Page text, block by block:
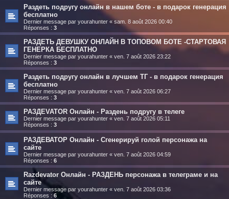
Раздеть подругу онлайн в нашем боте - в подарок генерация
бесплатно
Dernier message par yourahunter « sam. 8 août 2026 00:40
Réponses : 3
РАЗДЕТЬ ДЕВУШКУ ОНЛАЙН В ТОПОВОМ БОТЕ -СТАРТОВАЯ
ГЕНЕРКА БЕСПЛАТНО
Dernier message par yourahunter « ven. 7 août 2026 23:22
Réponses : 3
Раздеть подругу онлайн в лучшем ТГ - в подарок генерация
бесплатно
Dernier message par yourahunter « ven. 7 août 2026 06:27
Réponses : 3
РАЗДЕVATOR Онлайн - Раздень подругу в телеге
Dernier message par yourahunter « ven. 7 août 2026 05:11
Réponses : 3
РАЗДЕВАТОР Онлайн - Сгенерируй голой персонажа на
сайте
Dernier message par yourahunter « ven. 7 août 2026 04:59
Réponses : 6
Razdevator Онлайн - РАЗДЕНЬ персонажа в телеграме и на
сайте
Dernier message par yourahunter « ven. 7 août 2026 03:36
Réponses : 6